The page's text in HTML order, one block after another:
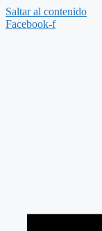
Saltar al contenido
Facebook-f